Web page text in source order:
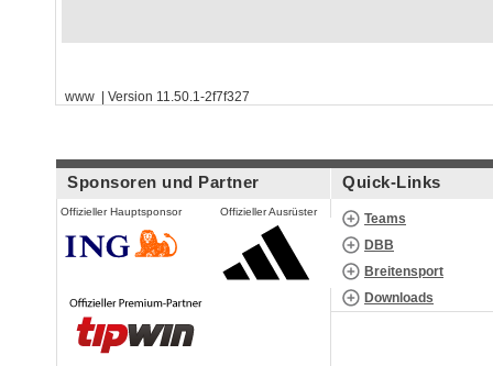
www | Version 11.50.1-2f7f327
Sponsoren und Partner
Offizieller Hauptsponsor Offizieller Ausrüster
Quick-Links
Teams
DBB
Breitensport
Downloads